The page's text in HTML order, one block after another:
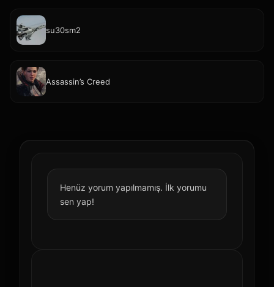
su30sm2
Assassin’s Creed
Henüz yorum yapılmamış. İlk yorumu
sen yap!